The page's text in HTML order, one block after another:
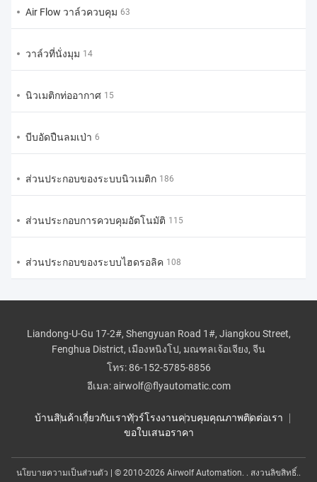
Air Flow วาล์วควบคุม 63
วาล์วที่นั่งมุม 14
นิวเมติกท่ออากาศ 15
บีบอัดปืนลมเป่า 6
ส่วนประกอบของระบบนิวเมติก 186
ส่วนประกอบการควบคุมอัตโนมัติ 115
ส่วนประกอบของระบบไฮดรอลิค 108
Liandong-U-Gu 17-2#, Shengyuan Road 1#, Jiangkou Street,
Fenghua District, เมืองหนิงโป, มณฑลเจ้อเจียง, จีน
โทร:86-152-5785-8856
อีเมล:airwolf@flyautomatic.com
บ้านสินค้าเกี่ยวกับเราทัวร์โรงงานควบคุมคุณภาพติดต่อเรา
ขอใบเสนอราคา
นโยบายความเป็นส่วนตัว | © 2010-2026 Airwolf Automation. . สงวนลิขสิทธิ์..